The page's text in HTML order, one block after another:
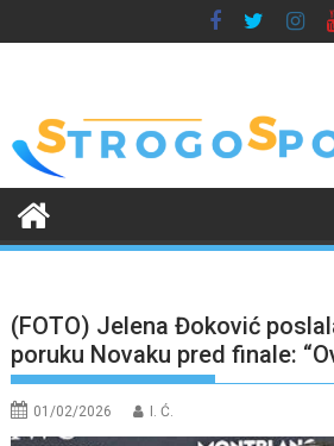
to
(FOTO) Jelena Đoković
poruku Novaku pred finale:
01/02/2026 I. Ć.